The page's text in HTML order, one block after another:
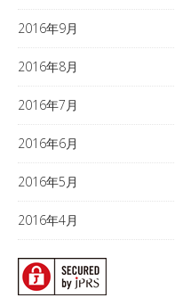
2016年9月
2016年8月
2016年7月
2016年6月
2016年5月
2016年4月